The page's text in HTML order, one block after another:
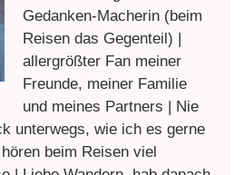
Gedanken-Macherin (beim
Reisen das Gegenteil) |
allergrößter Fan meiner
Freunde, meiner Familie
und meines Partners | Nie
unterwegs, wie ich es gerne
beim Reisen viel